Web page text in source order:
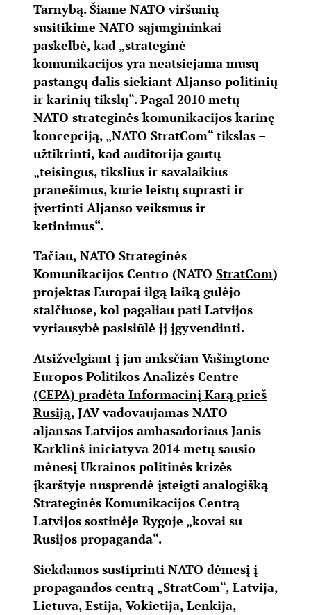
Tarnybą. Šiame NATO viršūnių
susitikime NATO sąjungininkai
paskelbė, kad „strateginė
komunikacijos yra neatsiejama mūsų
pastangų dalis siekiant Aljanso politinių
ir karinių tikslų“. Pagal 2010 metų
NATO strateginės komunikacijos karinę
koncepciją, „NATO StratCom“ tikslas –
užtikrinti, kad auditorija gautų
„teisingus, tikslius ir savalaikius
pranešimus, kurie leistų suprasti ir
įvertinti Aljanso veiksmus ir
ketinimus“.
Tačiau, NATO Strateginės
Komunikacijos Centro (NATO StratCom)
projektas Europai ilgą laiką gulėjo
stalčiuose, kol pagaliau pati Latvijos
vyriausybė pasisiūlė jį įgyvendinti.
Atsižvelgiant į jau anksčiau Vašingtone
Europos Politikos Analizės Centre
(CEPA) pradėta Informacinį Karą prieš
Rusiją, JAV vadovaujamas NATO
aljansas Latvijos ambasadoriaus Janis
Karklinš iniciatyva 2014 metų sausio
mėnesį Ukrainos politinės krizės
įkarštyje nusprendė įsteigti analogišką
Strateginės Komunikacijos Centrą
Latvijos sostinėje Rygoje „kovai su
Rusijos propaganda“.
Siekdamos sustiprinti NATO dėmesį į
propagandos centrą „StratCom“, Latvija,
Lietuva, Estija, Vokietija, Lenkija,